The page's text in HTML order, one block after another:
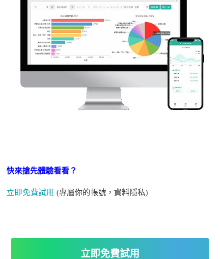
快來搶先體驗看看 ？
立即免費試用 (專屬你的帳號，資料隱私)
立即免費試用